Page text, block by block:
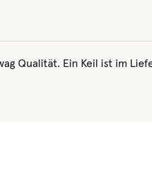
Qualität. Ein Keil ist im